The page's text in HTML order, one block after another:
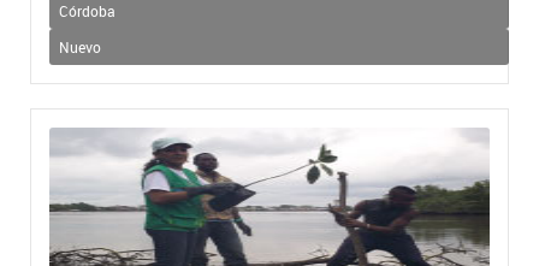
Córdoba
Nuevo